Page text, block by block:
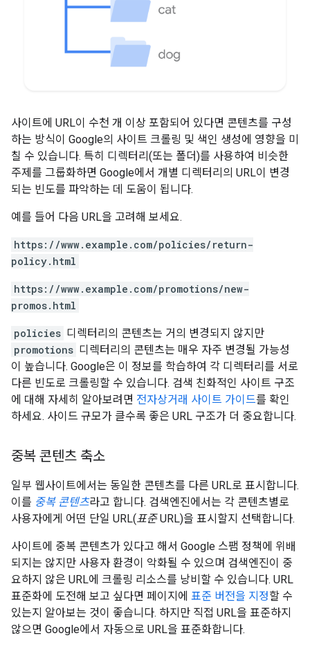
사이트에 URL이 수천 개 이상 포함되어 있다면 콘텐츠를 구성
하는 방식이 Google의 사이트 크롤링 및 색인 생성에 영향을 미
칠 수 있습니다. 특히 디렉터리(또는 폴더)를 사용하여 비슷한
주제를 그룹화하면 Google에서 개별 디렉터리의 URL이 변경
되는 빈도를 파악하는 데 도움이 됩니다.
예를 들어 다음 URL을 고려해 보세요.
https://www.example.com/policies/return-
policy.html
https://www.example.com/promotions/new-
promos.html
policies 디렉터리의 콘텐츠는 거의 변경되지 않지만
promotions 디렉터리의 콘텐츠는 매우 자주 변경될 가능성
이 높습니다. Google은 이 정보를 학습하여 각 디렉터리를 서로
다른 빈도로 크롤링할 수 있습니다. 검색 친화적인 사이트 구조
에 대해 자세히 알아보려면 전자상거래 사이트 가이드를 확인
하세요. 사이드 규모가 클수록 좋은 URL 구조가 더 중요합니다.
중복 콘텐츠 축소
일부 웹사이트에서는 동일한 콘텐츠를 다른 URL로 표시합니다.
이를 중복 콘텐츠라고 합니다. 검색엔진에서는 각 콘텐츠별로
사용자에게 어떤 단일 URL(표준URL)을 표시할지 선택합니다.
사이트에 중복 콘텐츠가 있다고 해서 Google 스팸 정책에 위배
되지는 않지만 사용자 환경이 악화될 수 있으며 검색엔진이 중
요하지 않은 URL에 크롤링 리소스를 낭비할 수 있습니다. URL
표준화에 도전해 보고 싶다면 페이지에 표준 버전을 지정할 수
있는지 알아보는 것이 좋습니다. 하지만 직접 URL을 표준하지
않으면 Google에서 자동으로 URL을 표준화합니다.